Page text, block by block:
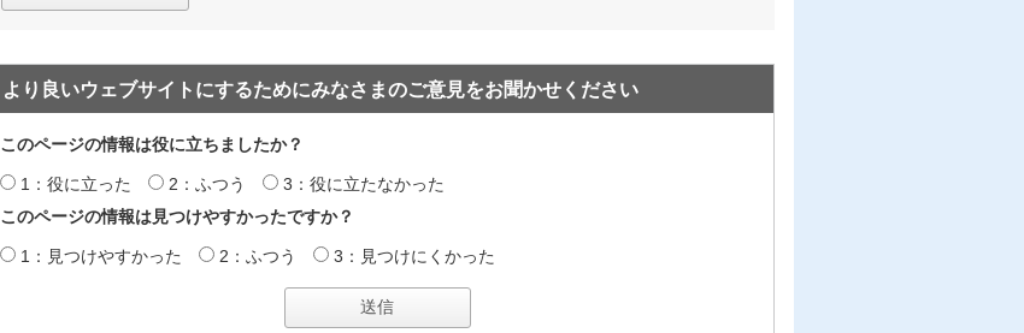
より良いウェブサイトにするためにみなさまのご意見をお聞かせください
このページの情報は役に立ちましたか？
1：役に立った 2：ふつう
3：役に立たなかった
このページの情報は見つけやすかったですか？
1：見つけやすかった 2：ふつう 3：見つけにくかった